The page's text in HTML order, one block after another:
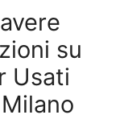
su
Usati